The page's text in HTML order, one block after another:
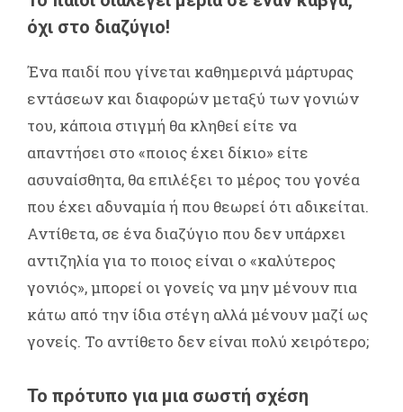
όχι στο διαζύγιο!
Ένα παιδί που γίνεται καθημερινά μάρτυρας
εντάσεων και διαφορών μεταξύ των γονιών
του, κάποια στιγμή θα κληθεί είτε να
απαντήσει στο «ποιος έχει δίκιο» είτε
ασυναίσθητα, θα επιλέξει το μέρος του γονέα
που έχει αδυναμία ή που θεωρεί ότι αδικείται.
Αντίθετα, σε ένα διαζύγιο που δεν υπάρχει
αντιζηλία για το ποιος είναι ο «καλύτερος
γονιός», μπορεί οι γονείς να μην μένουν πια
κάτω από την ίδια στέγη αλλά μένουν μαζί ως
γονείς. Το αντίθετο δεν είναι πολύ χειρότερο;
Το πρότυπο για μια σωστή σχέση